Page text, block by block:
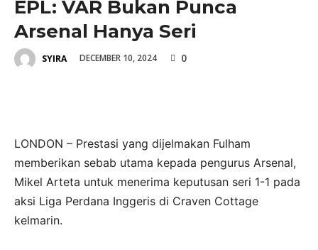
EPL: VAR Bukan Punca
Arsenal Hanya Seri
SYIRA DECEMBER 10, 2024 0
LONDON – Prestasi yang dijelmakan Fulham
memberikan sebab utama kepada pengurus Arsenal,
Mikel Arteta untuk menerima keputusan seri 1-1 pada
aksi Liga Perdana Inggeris di Craven Cottage
kelmarin.